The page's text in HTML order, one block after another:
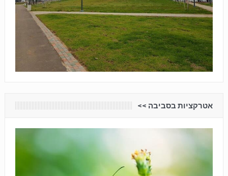
אטרקציות בסביבה <<